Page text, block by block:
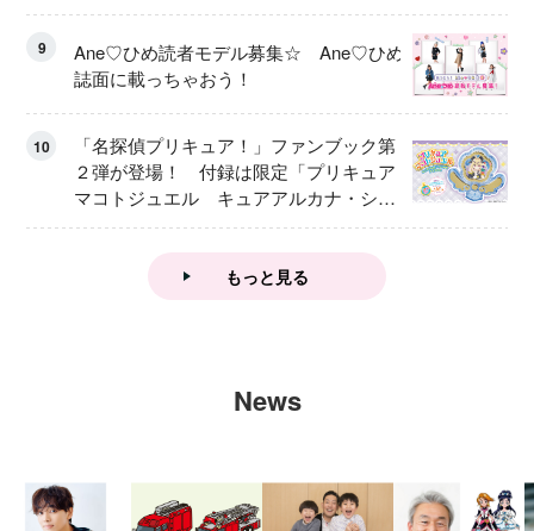
9
Ane♡ひめ読者モデル募集☆ Ane♡ひめ
誌面に載っちゃおう！
10
「名探偵プリキュア！」ファンブック第
２弾が登場！ 付録は限定「プリキュア
マコトジュエル キュアアルカナ・シャ
ドウ アイスver.」 キュアエクレールを
もっと見る
News